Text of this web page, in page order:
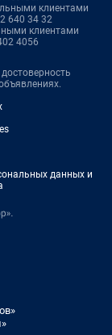
клиентами
640 34 32
клиентами
4056
данных и